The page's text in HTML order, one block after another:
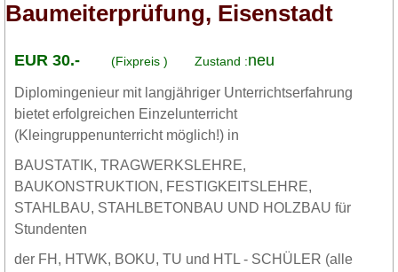
Baumeiterprüfung, Eisenstadt
EUR 30.- (Fixpreis ) Zustand :neu
Diplomingenieur mit langjähriger Unterrichtserfahrung
bietet erfolgreichen Einzelunterricht
(Kleingruppenunterricht möglich!) in
BAUSTATIK, TRAGWERKSLEHRE,
BAUKONSTRUKTION, FESTIGKEITSLEHRE,
STAHLBAU, STAHLBETONBAU UND HOLZBAU für
Stundenten
der FH, HTWK, BOKU, TU und HTL - SCHÜLER (alle